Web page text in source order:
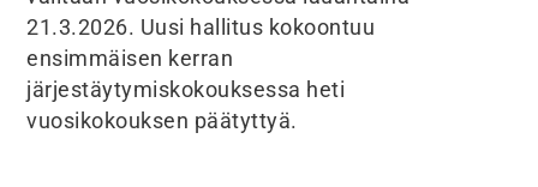
21.3.2026. Uusi hallitus kokoontuu
ensimmäisen kerran
järjestäytymiskokouksessa heti
vuosikokouksen päätyttyä.